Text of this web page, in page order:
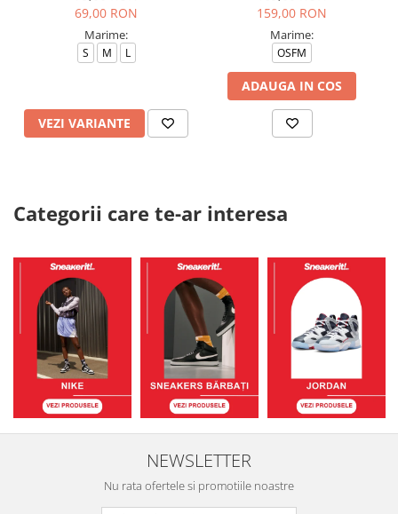
69,00 RON
Marime:
S M L
VEZI VARIANTE
159,00 RON
Marime:
OSFM
ADAUGA IN COS
Categorii care te-ar interesa
NEWSLETTER
Nu rata ofertele si promotiile noastre